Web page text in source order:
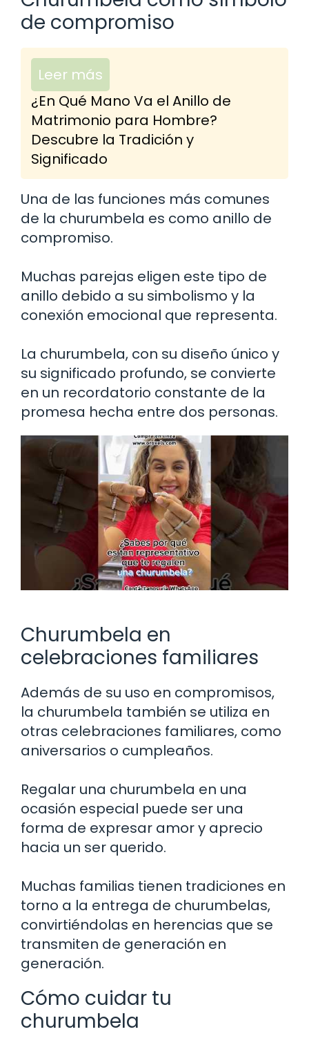
de compromiso
Leer más
¿En Qué Mano Va el Anillo de
Matrimonio para Hombre?
Descubre la Tradición y
Significado
Una de las funciones más comunes
de la churumbela es como anillo de
compromiso.
Muchas parejas eligen este tipo de
anillo debido a su simbolismo y la
conexión emocional que representa.
La churumbela, con su diseño único y
su significado profundo, se convierte
en un recordatorio constante de la
promesa hecha entre dos personas.
Churumbela en
celebraciones familiares
Además de su uso en compromisos,
la churumbela también se utiliza en
otras celebraciones familiares, como
aniversarios o cumpleaños.
Regalar una churumbela en una
ocasión especial puede ser una
forma de expresar amor y aprecio
hacia un ser querido.
Muchas familias tienen tradiciones en
torno a la entrega de churumbelas,
convirtiéndolas en herencias que se
transmiten de generación en
generación.
Cómo cuidar tu
churumbela